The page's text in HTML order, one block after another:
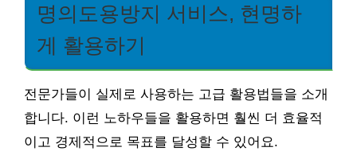
명의도용방지 서비스, 현명하
게 활용하기
전문가들이 실제로 사용하는 고급 활용법들을 소개
합니다. 이런 노하우들을 활용하면 훨씬 더 효율적
이고 경제적으로 목표를 달성할 수 있어요.